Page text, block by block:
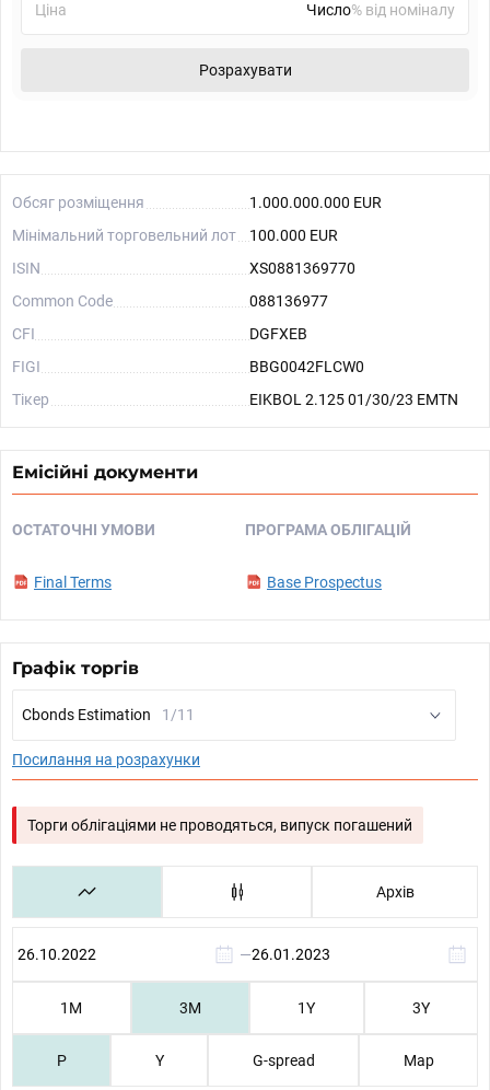
Ціна % від номіналу
Розрахувати
Обсяг розміщення
1.000.000.000 EUR
Мінімальний торговельний лот
100.000 EUR
ISIN
XS0881369770
Common Code
088136977
CFI
DGFXEB
FIGI
BBG0042FLCW0
Тікер
EIKBOL 2.125 01/30/23 EMTN
Емісійні документи
ОСТАТОЧНІ УМОВИ
Final Terms
ПРОГРАМА ОБЛІГАЦІЙ
Base Prospectus
Графік торгів
Cbonds Estimation 1/11
Посилання на розрахунки
Торги облігаціями не проводяться, випуск погашений
Архів
—
1М 3М 1Y 3Y
P Y G-spread Map